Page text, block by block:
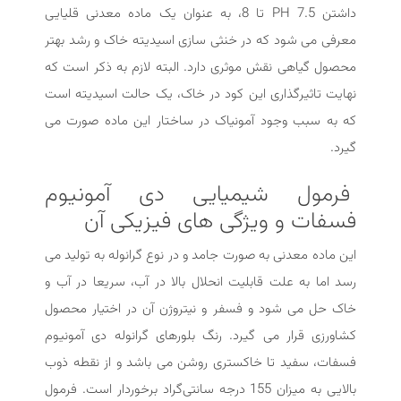
داشتن PH 7.5 تا 8، به عنوان یک ماده معدنی قلیایی
معرفی می شود که در خنثی سازی اسیدیته خاک و رشد بهتر
محصول گیاهی نقش موثری دارد. البته لازم به ذکر است که
نهایت تاثیرگذاری این کود در خاک، یک حالت اسیدیته است
که به سبب وجود آمونیاک در ساختار این ماده صورت می
گیرد.
فرمول شیمیایی دی آمونیوم
فسفات و ویژگی ‌های فیزیکی آن
این ماده معدنی به صورت جامد و در نوع گرانوله به تولید می
رسد اما به علت قابلیت انحلال بالا در آب، سریعا در آب و
خاک حل می شود و فسفر و نیتروژن آن در اختیار محصول
کشاورزی قرار می گیرد. رنگ بلورهای گرانوله دی آمونیوم
فسفات، سفید تا خاکستری روشن می باشد و از نقطه ذوب
بالایی به میزان 155 درجه سانتی‌گراد برخوردار است. فرمول